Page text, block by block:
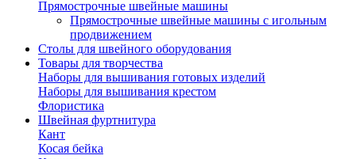
Прямострочные швейные машины
Прямострочные швейные машины с игольным
продвижением
Столы для швейного оборудования
Товары для творчества
Наборы для вышивания готовых изделий
Наборы для вышивания крестом
Флористика
Швейная фуртнитура
Кант
Косая бейка